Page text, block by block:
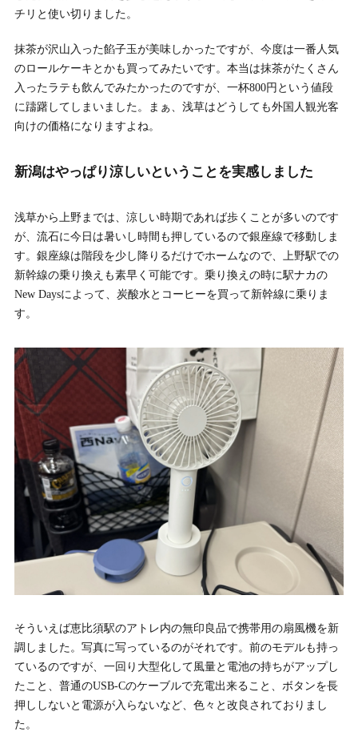
チリと使い切りました。
抹茶が沢山入った餡子玉が美味しかったですが、今度は一番人気
のロールケーキとかも買ってみたいです。本当は抹茶がたくさん
入ったラテも飲んでみたかったのですが、一杯800円という値段
に躊躇してしまいました。まぁ、浅草はどうしても外国人観光客
向けの価格になりますよね。
新潟はやっぱり涼しいということを実感しました
浅草から上野までは、涼しい時期であれば歩くことが多いのです
が、流石に今日は暑いし時間も押しているので銀座線で移動しま
す。銀座線は階段を少し降りるだけでホームなので、上野駅での
新幹線の乗り換えも素早く可能です。乗り換えの時に駅ナカの
New Daysによって、炭酸水とコーヒーを買って新幹線に乗りま
す。
そういえば恵比須駅のアトレ内の無印良品で携帯用の扇風機を新
調しました。写真に写っているのがそれです。前のモデルも持っ
ているのですが、一回り大型化して風量と電池の持ちがアップし
たこと、普通のUSB-Cのケーブルで充電出来ること、ボタンを長
押ししないと電源が入らないなど、色々と改良されておりまし
た。